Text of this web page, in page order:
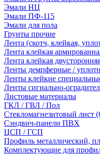
Эмали НЦ
Эмали ПФ-115
Эмали для пола
Грунты прочие
Лента (скотч, клейкая,
Лента клейкая
Лента клейкая
Ленты демпферные /
Ленты клейкие
Ленты сигнально-
Листовые материалы
ГКЛ / ГВЛ / Пол
Стекломагнезитовый
Сэндвич-панели ПВХ
ЦСП / ГСП
Профиль металлический,
Комплектующие для